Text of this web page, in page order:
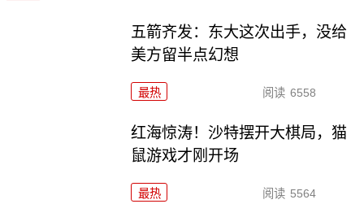
五箭齐发：东大这次出手，没给
美方留半点幻想
最热 阅读 6558
红海惊涛！沙特摆开大棋局，猫
鼠游戏才刚开场
最热 阅读 5564